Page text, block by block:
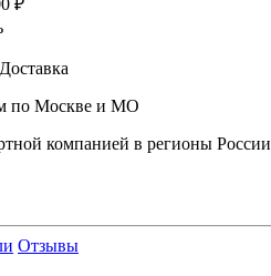
Доставка
по Москве и МО
компанией в регионы России
Отзывы